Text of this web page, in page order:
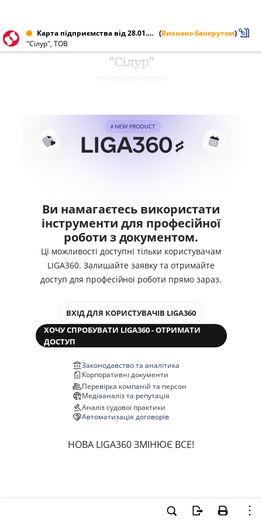
Карта підприємства від 28.01.2010 № 32048745 (Визнано банкрутом)
"Сілур", ТОВ
"Сілур"
Ви намагаєтесь використати
інструменти для професійної
роботи з документом.
Ці можливості доступні тільки користувачам
LIGA360. Залишайте заявку та отримайте
доступ для професійної роботи прямо зараз.
ВХІД ДЛЯ КОРИСТУВАЧІВ LIGA360
ХОЧУ СПРОБУВАТИ LIGA360 - ОТРИМАТИ
ДОСТУП
Законодавство та аналітика
Корпоративні документи
Перевірка компаній та персон
Медіааналіз та репутація
Аналіз судової практики
Автоматизація договорів
НОВА LIGA360 ЗМІНЮЄ ВСЕ!